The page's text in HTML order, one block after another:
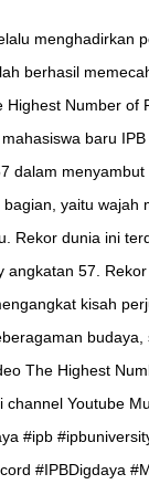
menghadirkan
berhasil
Highest Number of
baru
dalam menyambut
yaitu wajah
Rekor dunia ini
angkatan 57.
kisah
budaya,
The Highest
Youtube
#ipb
#IPBDigdaya